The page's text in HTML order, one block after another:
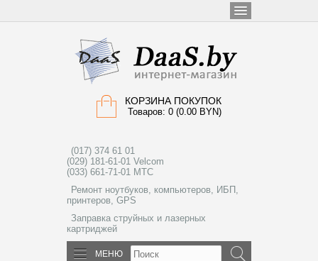
КОРЗИНА ПОКУПОК
Товаров: 0 (0.00 BYN)
(017) 374 61 01
(029) 181-61-01 Velcom
(033) 661-71-01 МТС
Ремонт ноутбуков, компьютеров, ИБП,
принтеров, GPS
Заправка струйных и лазерных
картриджей
МЕНЮ